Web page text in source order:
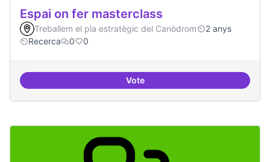
Espai on fer masterclass
Treballem el pla estratègic del Canòdrom
2 anys
Recerca
0 0
VoteEspai on fer masterclass